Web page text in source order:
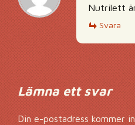
Nutrilett
Svara
Lämna ett svar
Din e-postadress kommer